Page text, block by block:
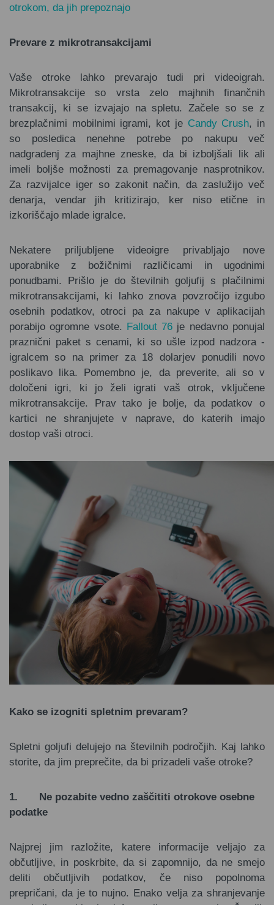
otrokom, da jih prepoznajo
Prevare z mikrotransakcijami
Vaše otroke lahko prevarajo tudi pri videoigrah.
Mikrotransakcije so vrsta zelo majhnih finančnih
transakcij, ki se izvajajo na spletu. Začele so se z
brezplačnimi mobilnimi igrami, kot je Candy Crush, in
so posledica nenehne potrebe po nakupu več
nadgradenj za majhne zneske, da bi izboljšali lik ali
imeli boljše možnosti za premagovanje nasprotnikov.
Za razvijalce iger so zakonit način, da zaslužijo več
denarja, vendar jih kritizirajo, ker niso etične in
izkoriščajo mlade igralce.
Nekatere priljubljene videoigre privabljajo nove
uporabnike z božičnimi različicami in ugodnimi
ponudbami. Prišlo je do številnih goljufij s plačilnimi
mikrotransakcijami, ki lahko znova povzročijo izgubo
osebnih podatkov, otroci pa za nakupe v aplikacijah
porabijo ogromne vsote. Fallout 76 je nedavno ponujal
praznični paket s cenami, ki so ušle izpod nadzora -
igralcem so na primer za 18 dolarjev ponudili novo
poslikavo lika. Pomembno je, da preverite, ali so v
določeni igri, ki jo želi igrati vaš otrok, vključene
mikrotransakcije. Prav tako je bolje, da podatkov o
kartici ne shranjujete v naprave, do katerih imajo
dostop vaši otroci.
Kako se izogniti spletnim prevaram?
Spletni goljufi delujejo na številnih področjih. Kaj lahko
storite, da jim preprečite, da bi prizadeli vaše otroke?
1.
Ne pozabite vedno zaščititi otrokove osebne
podatke
Najprej jim razložite, katere informacije veljajo za
občutljive, in poskrbite, da si zapomnijo, da ne smejo
deliti občutljivih podatkov, če niso popolnoma
prepričani, da je to nujno. Enako velja za shranjevanje